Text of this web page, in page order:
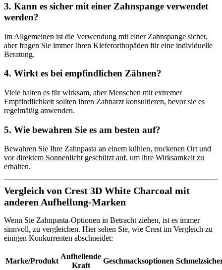
3. Kann es sicher mit einer Zahnspange verwendet
werden?
Im Allgemeinen ist die Verwendung mit einer Zahnspange sicher,
aber fragen Sie immer Ihren Kieferorthopäden für eine individuelle
Beratung.
4. Wirkt es bei empfindlichen Zähnen?
Viele halten es für wirksam, aber Menschen mit extremer
Empfindlichkeit sollten ihren Zahnarzt konsultieren, bevor sie es
regelmäßig anwenden.
5. Wie bewahren Sie es am besten auf?
Bewahren Sie Ihre Zahnpasta an einem kühlen, trockenen Ort und
vor direktem Sonnenlicht geschützt auf, um ihre Wirksamkeit zu
erhalten.
Vergleich von Crest 3D White Charcoal mit
anderen Aufhellung-Marken
Wenn Sie Zahnpasta-Optionen in Betracht ziehen, ist es immer
sinnvoll, zu vergleichen. Hier sehen Sie, wie Crest im Vergleich zu
einigen Konkurrenten abschneidet:
Marke/Produkt
Aufhellende
Kraft
Geschmacksoptionen